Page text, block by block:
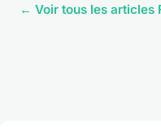
← Voir tous les articles